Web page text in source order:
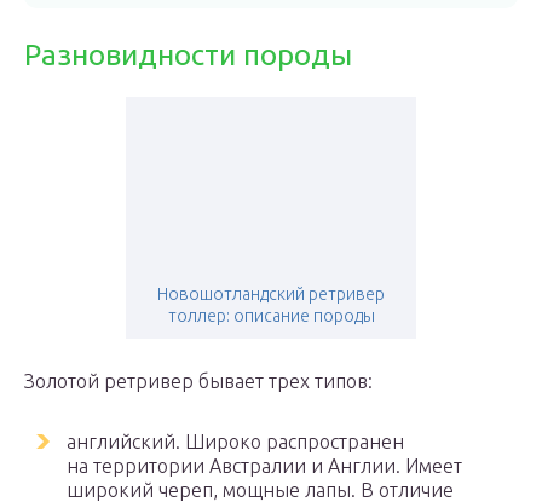
Разновидности породы
Новошотландский ретривер
толлер: описание породы
Золотой ретривер бывает трех типов:
английский. Широко распространен
на территории Австралии и Англии. Имеет
широкий череп, мощные лапы. В отличие